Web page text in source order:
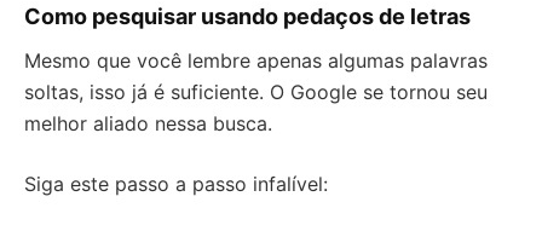
Como pesquisar usando pedaços de letras
Mesmo que você lembre apenas algumas palavras
soltas, isso já é suficiente. O Google se tornou seu
melhor aliado nessa busca.
Siga este passo a passo infalível: